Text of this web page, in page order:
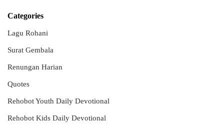
Categories
Lagu Rohani
Surat Gembala
Renungan Harian
Quotes
Rehobot Youth Daily Devotional
Rehobot Kids Daily Devotional